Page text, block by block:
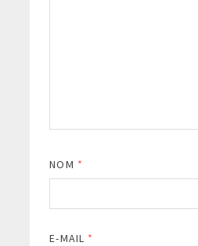
NOM *
E-MAIL *